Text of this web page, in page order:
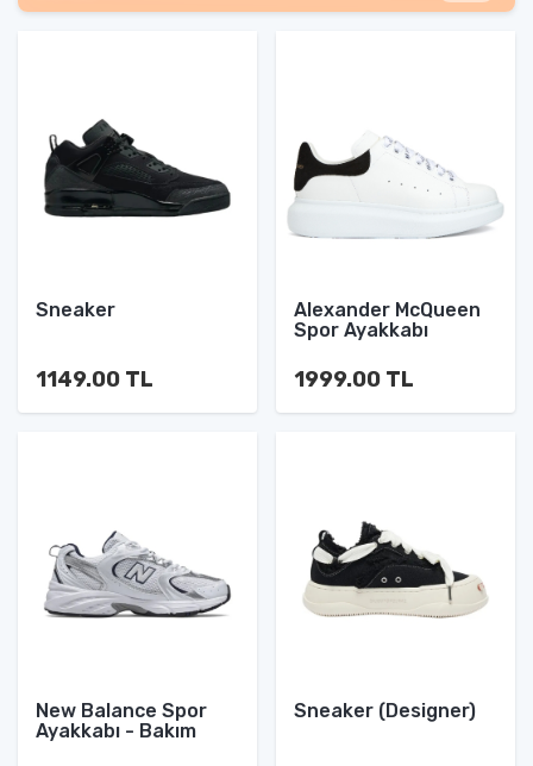
Sneaker
1149.00 TL
Alexander McQueen
Spor Ayakkabı
1999.00 TL
New Balance Spor
Ayakkabı - Bakım
Sneaker (Designer)